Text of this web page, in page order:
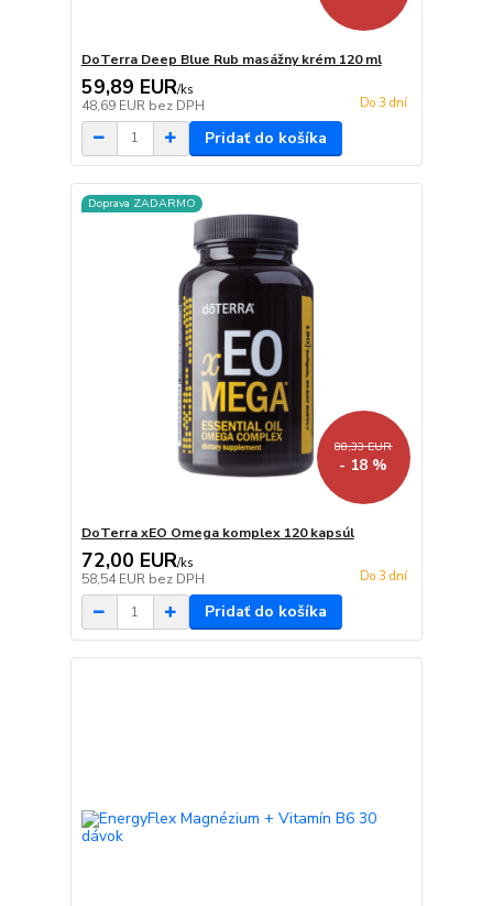
DoTerra Deep Blue Rub masážny krém 120 ml
59,89 EUR/ks
48,69 EUR bez DPH Do 3 dní
Pridať do košíka
Doprava ZADARMO
88,33 EUR
- 18 %
DoTerra xEO Omega komplex 120 kapsúl
72,00 EUR/ks
58,54 EUR bez DPH Do 3 dní
Pridať do košíka